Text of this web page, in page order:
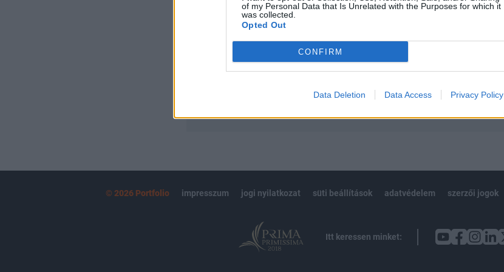
of my Personal Data that Is Unrelated with the Purposes for which it
was collected.
Opted Out
CONFIRM
Data Deletion Data Access Privacy Policy
Portfolio.hu teljes cikkarchívum
Kötéslisták: BÉT elmúlt 2 év napon belüli
© 2026 Portfolio impresszum jogi nyilatkozat süti beállítások adatvédelem szerzői jogok
Itt keressen minket: